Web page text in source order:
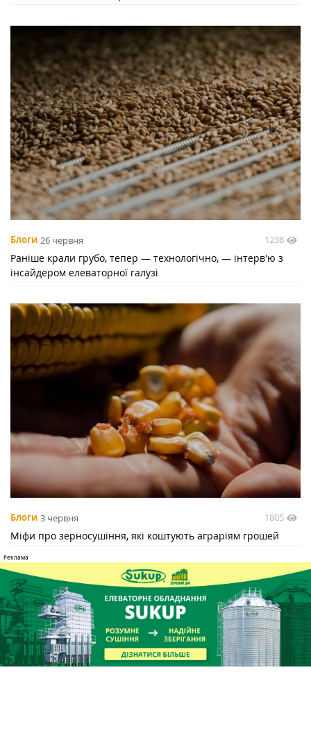
Блоги 26 червня 1238
Раніше крали грубо, тепер — технологічно, — інтерв'ю з
інсайдером елеваторної галузі
Блоги 3 червня 1805
Міфи про зерносушіння, які коштують аграріям грошей